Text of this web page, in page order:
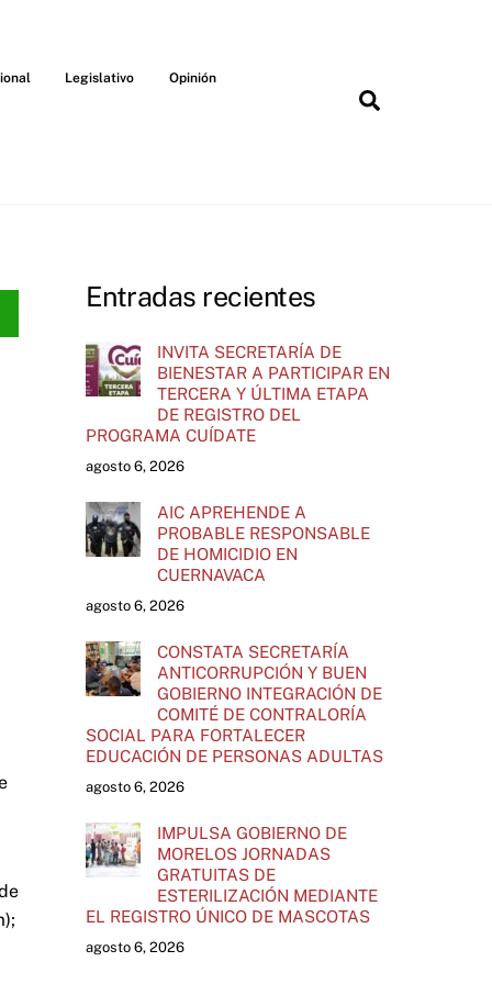
Legislativo Opinión
Entradas recientes
INVITA SECRETARÍA DE
BIENESTAR A PARTICIPAR EN
TERCERA Y ÚLTIMA ETAPA
DE REGISTRO DEL
PROGRAMA CUÍDATE
agosto 6, 2026
AIC APREHENDE A
PROBABLE RESPONSABLE
DE HOMICIDIO EN
CUERNAVACA
agosto 6, 2026
CONSTATA SECRETARÍA
ANTICORRUPCIÓN Y BUEN
GOBIERNO INTEGRACIÓN DE
COMITÉ DE CONTRALORÍA
SOCIAL PARA FORTALECER
EDUCACIÓN DE PERSONAS ADULTAS
agosto 6, 2026
IMPULSA GOBIERNO DE
MORELOS JORNADAS
GRATUITAS DE
ESTERILIZACIÓN MEDIANTE
EL REGISTRO ÚNICO DE MASCOTAS
agosto 6, 2026